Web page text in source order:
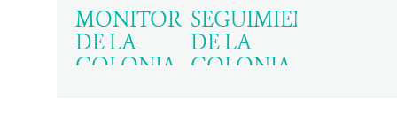
Year:2018
EXAMINATION
OF
FISHERY
DISCARDS
MONITOREO
DE LA
COLONIA
SEGUIMIENTO
DE LA
COLONIA